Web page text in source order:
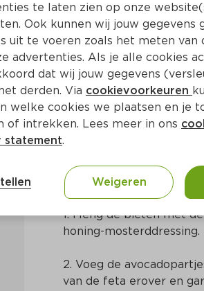
met feta
Europees
1. Meng de bieten met
honing-mosterddressing.
2. Voeg de
van de feta erover en
te laten zien op onze
Ook kunnen wij jouw gegevens
uit te voeren zoals het meten
advertenties. Als je alle cookies
dat wij jouw gegevens
derden. Via cookievoorkeuren
welke cookies we plaatsen en je
of intrekken. Lees meer in ons
statement.
Weigeren